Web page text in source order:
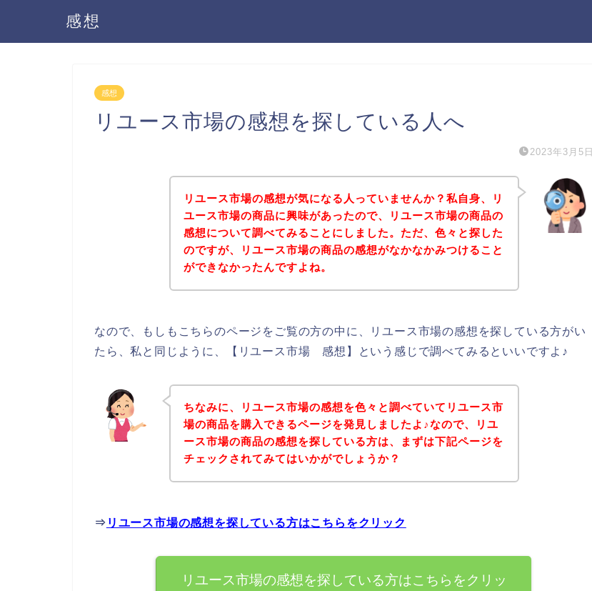
感想
感想
リユース市場の感想を探している人へ
2023年3月5日
リユース市場の感想が気になる人っていませんか？私自身、リ
ユース市場の商品に興味があったので、リユース市場の商品の
感想について調べてみることにしました。ただ、色々と探した
のですが、リユース市場の商品の感想がなかなかみつけること
ができなかったんですよね。
なので、もしもこちらのページをご覧の方の中に、リユース市場の感想を探している方がい
たら、私と同じように、【リユース市場 感想】という感じで調べてみるといいですよ♪
ちなみに、リユース市場の感想を色々と調べていてリユース市
場の商品を購入できるページを発見しましたよ♪なので、リユ
ース市場の商品の感想を探している方は、まずは下記ページを
チェックされてみてはいかがでしょうか？
⇒ リユース市場の感想を探している方はこちらをクリック
リユース市場の感想を探している方はこちらをクリッ